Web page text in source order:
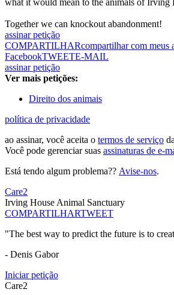
what it would mean to the animals of Irving
Together we can knockout abandonment!
assinar petição
COMPARTILHARcompartilhar com meus
FacebookTWEETE-MAIL
assinar petição
Ver mais petições:
Direito dos animais
política de privacidade
ao assinar, você aceita o termos de serviço
Você pode gerenciar suas assinaturas de e-
Está tendo algum problema?? Avise-nos.
Care2
Irving House Animal Sanctuary
COMPARTILHARTWEET
"The best way to predict the future is to
- Denis Gabor
Iniciar petição
Care2